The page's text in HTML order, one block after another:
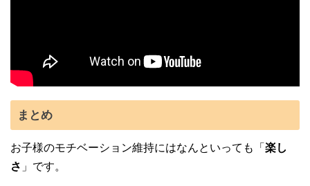
まとめ
お子様のモチベーション維持にはなんといっても「 楽し
さ 」です。